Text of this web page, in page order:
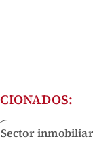
Sector